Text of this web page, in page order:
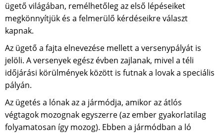
ügető világában, remélhetőleg az első lépéseiket
megkönnyítjük és a felmerülő kérdéseikre választ
kapnak.
Az ügető a fajta elnevezése mellett a versenypályát is
jelöli. A versenyek egész évben zajlanak, mivel a téli
időjárási körülmények között is futnak a lovak a speciális
pályán.
Az ügetés a lónak az a jármódja, amikor az átlós
végtagok mozognak egyszerre (az ember gyakorlatilag
folyamatosan így mozog). Ebben a jármódban a ló